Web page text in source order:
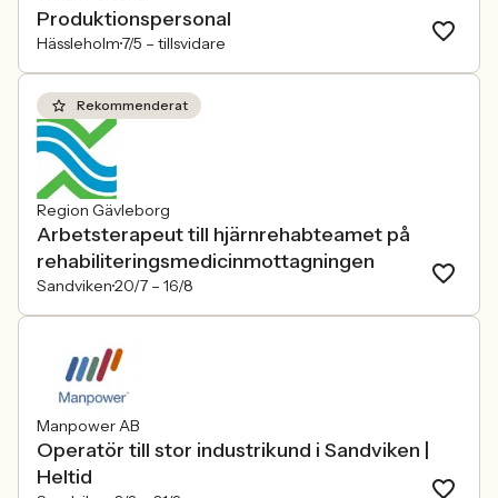
Produktionspersonal
Hässleholm7/5 – tillsvidare
Rekommenderat
Region Gävleborg
Arbetsterapeut till hjärnrehabteamet på
rehabiliteringsmedicinmottagningen
Sandviken20/7 – 16/8
Manpower AB
Operatör till stor industrikund i Sandviken |
Heltid